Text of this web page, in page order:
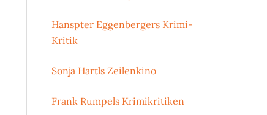
Hanspter Eggenbergers Krimi-
Kritik
Sonja Hartls Zeilenkino
Frank Rumpels Krimikritiken